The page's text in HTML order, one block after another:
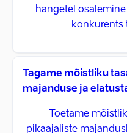
hangetel
konkurents
Tagame mõistliku
majanduse ja
Toetame
pikaajaliste